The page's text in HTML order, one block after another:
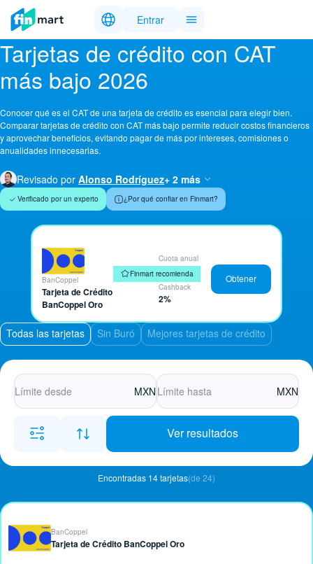
Entrar
Tarjetas de crédito con CAT
más bajo 2026
Conocer qué es el CAT de una tarjeta de crédito es esencial para elegir bien.
Comparar tarjetas de crédito con CAT más bajo permite reducir costos financieros
y aprovechar beneficios, evitando pagar de más por intereses, comisiones o
anualidades innecesarias.
Revisado por Alonso Rodríguez+ 2 más
Verificado por un experto ¿Por qué confiar en Finmart?
Finmart recomienda
BanCoppel
Tarjeta de Crédito
BanCoppel Oro
Cuota anual
$450 MXN
Cashback
2%
Obtener
Todas las tarjetas Sin Buró Mejores tarjetas de crédito
MXN MXN
Ver resultados
Encontradas 14 tarjetas(de 24)
BanCoppel
Tarjeta de Crédito BanCoppel Oro